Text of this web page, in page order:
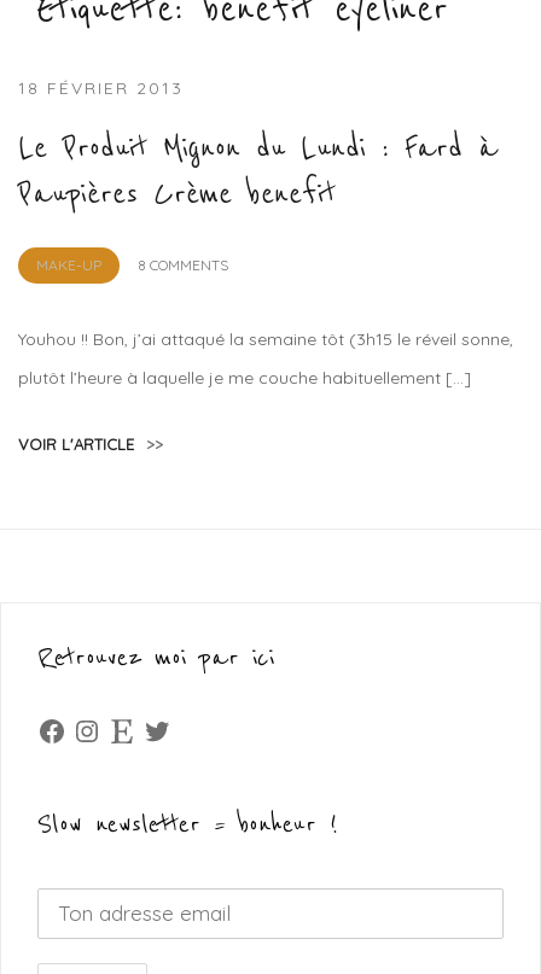
18 FÉVRIER 2013
Le Produit Mignon du Lundi : Fard à
Paupières Crème benefit
MAKE-UP
by
8 COMMENTS
Youhou !! Bon, j’ai attaqué la semaine tôt (3h15 le réveil sonne,
plutôt l’heure à laquelle je me couche habituellement […]
VOIR L'ARTICLE >>
Retrouvez moi par ici
Facebook
Instagram
Etsy Twitter
Slow newsletter = bonheur !